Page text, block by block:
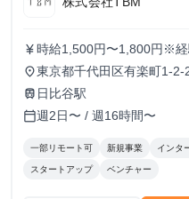
currency_yen 時給1,500円〜1,800円※
place東京都千代田区有楽町1-
train 日比谷駅
calendar_today週2日〜 / 週16時間〜
一部リモート可 新規事業 インタ
スタートアップ ベンチャー